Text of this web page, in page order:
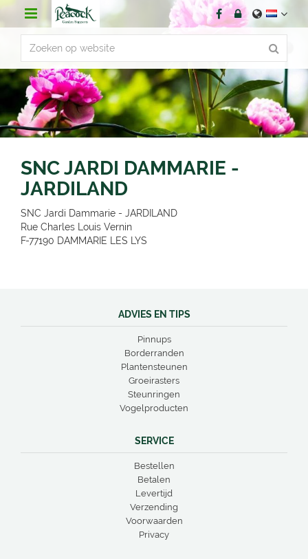
r
n
t
SNC JARDI DAMMARIE -
JARDILAND
SNC Jardi Dammarie - JARDILAND
Rue Charles Louis Vernin
F-77190 DAMMARIE LES LYS
ADVIES EN TIPS
Pinnups
Borderranden
Plantensteunen
Groeirasters
Steunringen
Vogelproducten
SERVICE
Bestellen
Betalen
Levertijd
Verzending
Voorwaarden
Privacy